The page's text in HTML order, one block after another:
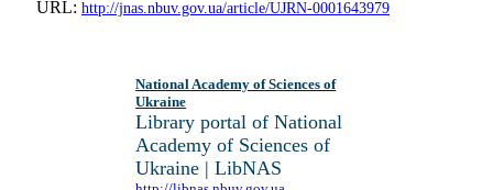
URL: http://jnas.nbuv.gov.ua/article/UJRN-0001643979
National Academy of Sciences of
Ukraine
Library portal of National
Academy of Sciences of
Ukraine | LibNAS